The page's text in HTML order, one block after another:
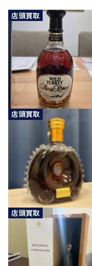
店頭買取
店頭買取
店頭買取